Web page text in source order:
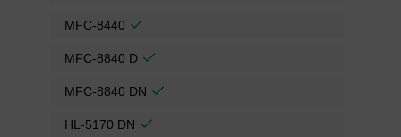
MFC-8440
MFC-8840 D
MFC-8840 DN
HL-5170 DN